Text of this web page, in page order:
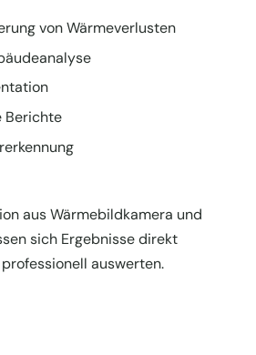
von Wärmeverlusten
Berichte
aus Wärmebildkamera und
sich Ergebnisse direkt
auswerten.